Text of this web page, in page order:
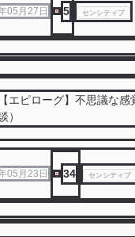
05月27日 5 センシティブ
【エピローグ】不思議な感
）
05月23日 34 センシティブ